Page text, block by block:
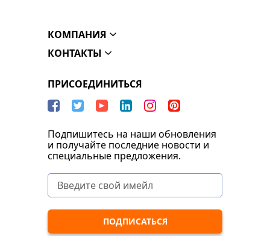
КОМПАНИЯ
КОНТАКТЫ
ПРИСОЕДИНИТЬСЯ
Подпишитесь на наши обновления
и получайте последние новости и
специальные предложения.